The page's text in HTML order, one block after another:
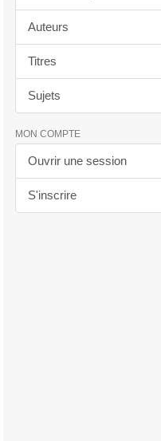
Auteurs
Titres
Sujets
MON COMPTE
Ouvrir une session
S'inscrire